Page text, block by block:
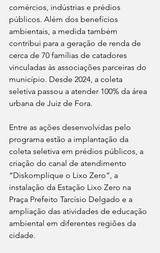
comércios, indústrias e prédios
públicos. Além dos benefícios
ambientais, a medida também
contribui para a geração de renda de
cerca de 70 famílias de catadores
vinculadas às associações parceiras do
município. Desde 2024, a coleta
seletiva passou a atender 100% da área
urbana de Juiz de Fora.
Entre as ações desenvolvidas pelo
programa estão a implantação da
coleta seletiva em prédios públicos, a
criação do canal de atendimento
“Diskomplique o Lixo Zero”, a
instalação da Estação Lixo Zero na
Praça Prefeito Tarcísio Delgado e a
ampliação das atividades de educação
ambiental em diferentes regiões da
cidade.